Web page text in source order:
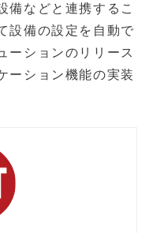
備などと連携するこ
設備の設定を自動で
ーションのリリース
ーション機能の実装